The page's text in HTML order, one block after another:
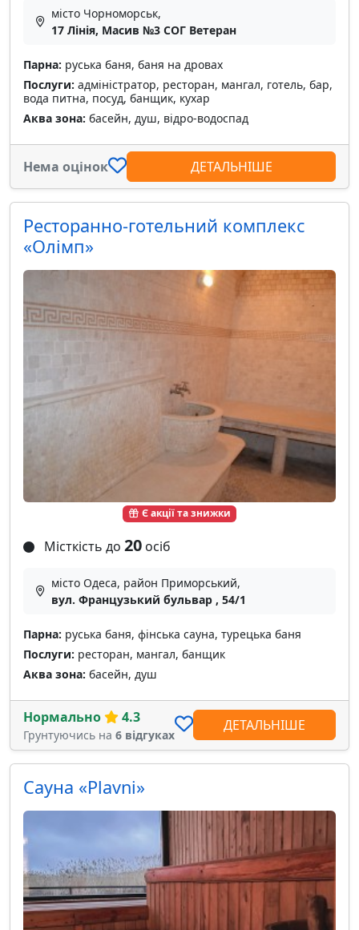
місто Чорноморськ,
17 Лінія, Масив №3 СОГ Ветеран
Парна: руська баня, баня на дровах
Послуги: адміністратор, ресторан, мангал, готель, бар,
вода питна, посуд, банщик, кухар
Аква зона: басейн, душ, відро-водоспад
Нема оцінок ДЕТАЛЬНІШЕ
Є акції та знижки
Ресторанно-готельний комплекс
«Олімп»
Місткість до 20 осіб
місто Одеса, район Приморський,
вул. Французький бульвар , 54/1
Парна: руська баня, фінська сауна, турецька баня
Послуги: ресторан, мангал, банщик
Аква зона: басейн, душ
Нормально 4.3
Грунтуючись на 6 відгуках
ДЕТАЛЬНІШЕ
Сауна «Plavni»